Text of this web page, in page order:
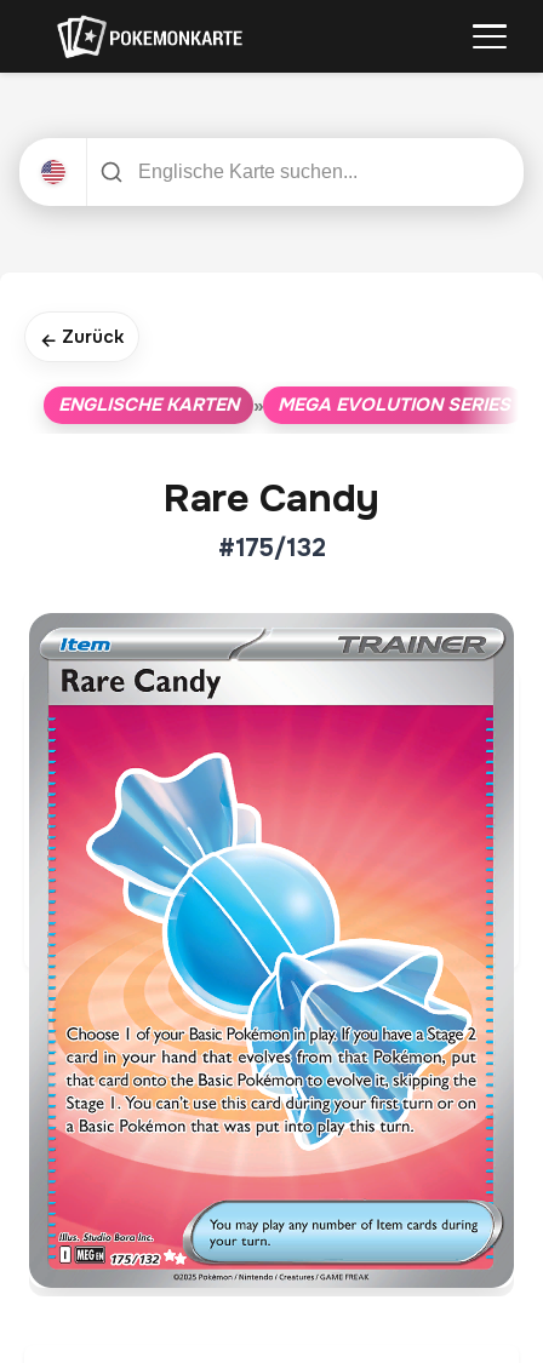
← Zurück
ENGLISCHE KARTEN » MEGA EVOLUTION SERIES
Rare Candy
#175/132
€4,08
Holofoil
Preise werden täglich aktualisiert.